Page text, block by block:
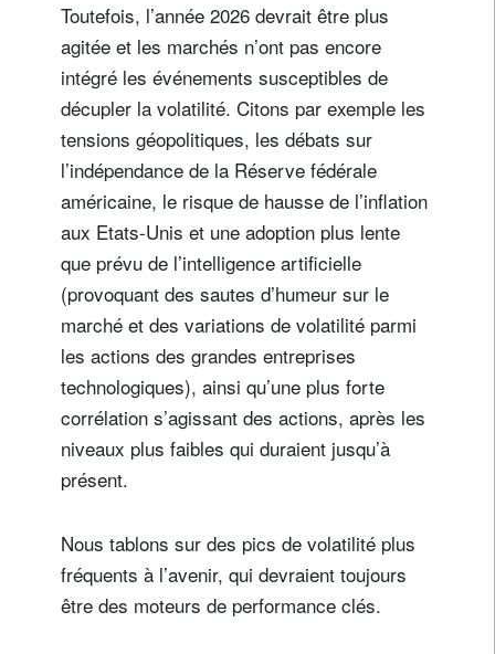
Toutefois, l’année 2026 devrait être plus
agitée et les marchés n’ont pas encore
intégré les événements susceptibles de
décupler la volatilité. Citons par exemple les
tensions géopolitiques, les débats sur
l’indépendance de la Réserve fédérale
américaine, le risque de hausse de l’inflation
aux Etats-Unis et une adoption plus lente
que prévu de l’intelligence artificielle
(provoquant des sautes d’humeur sur le
marché et des variations de volatilité parmi
les actions des grandes entreprises
technologiques), ainsi qu’une plus forte
corrélation s’agissant des actions, après les
niveaux plus faibles qui duraient jusqu’à
présent.
Nous tablons sur des pics de volatilité plus
fréquents à l’avenir, qui devraient toujours
être des moteurs de performance clés.